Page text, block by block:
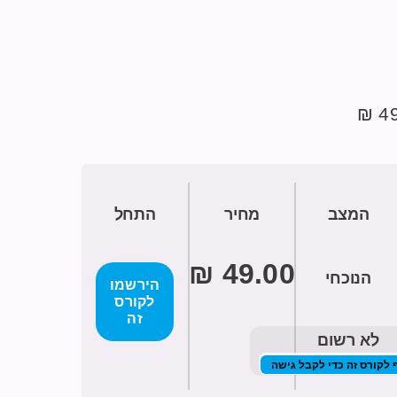
49
המצב
הנוכחי
לא רשום
לקורס זה כדי לקבל גישה
מחיר התחל
הירשמו
לקורס
זה